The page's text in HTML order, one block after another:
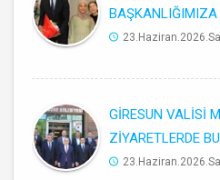
BAŞKANLIĞIMIZA
GİRESUN VALİSİ
ZİYARETLERDE